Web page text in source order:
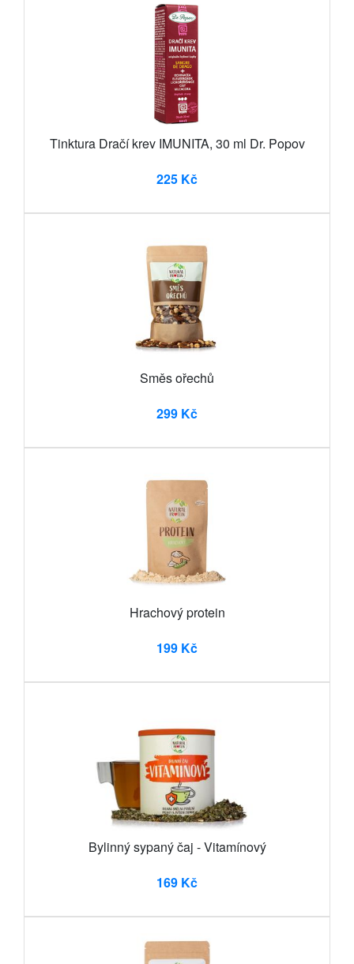
Tinktura Dračí krev IMUNITA, 30 ml Dr. Popov
225 Kč
Směs ořechů
299 Kč
Hrachový protein
199 Kč
Bylinný sypaný čaj - Vitamínový
169 Kč